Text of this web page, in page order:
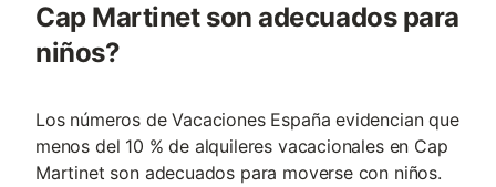
Cap Martinet son adecuados para
niños?
Los números de Vacaciones España evidencian que
menos del 10 % de alquileres vacacionales en Cap
Martinet son adecuados para moverse con niños.